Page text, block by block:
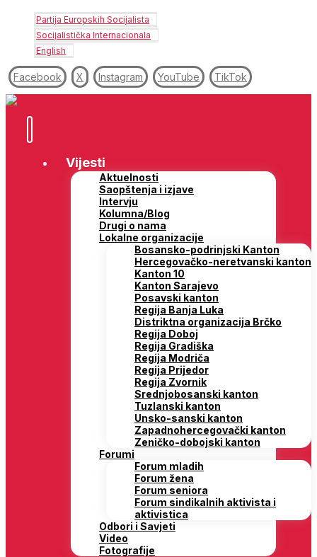
Partija Europskih Socijalista
Socijalistička Internacionala
English
Facebook X Instagram YouTube TikTok
Vijesti
Aktuelnosti
Saopštenja i izjave
Intervju
Kolumna/Blog
Drugi o nama
Lokalne organizacije
Bosansko-podrinjski Kanton
Hercegovačko-neretvanski kanton
Kanton 10
Kanton Sarajevo
Posavski kanton
Regija Banja Luka
Distriktna organizacija Brčko
Regija Doboj
Regija Gradiška
Regija Modriča
Regija Prijedor
Regija Zvornik
Srednjobosanski kanton
Tuzlanski kanton
Unsko-sanski kanton
Zapadnohercegovački kanton
Zeničko-dobojski kanton
Forumi
Forum mladih
Forum žena
Forum seniora
Forum sindikalnih aktivista i
aktivistica
Odbori i Savjeti
Video
Fotografije